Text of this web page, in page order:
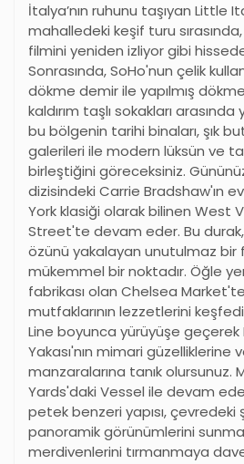
İtalya’nın ruhunu taşıyan Little
mahalledeki keşif turu
filmini yeniden izliyor gibi
Sonrasında, SoHo'nun çelik
dökme demir ile yapılmış
kaldırım taşlı sokakları
bu bölgenin tarihi binaları, şık
galerileri ile modern lüksün ve
birleştiğini göreceksiniz.
dizisindeki Carrie Bradshaw'ın
York klasiği olarak bilinen West
Street'te devam eder. Bu
özünü yakalayan unutulmaz
mükemmel bir noktadır. Öğle
fabrikası olan Chelsea
mutfaklarının lezzetlerini
Line boyunca yürüyüşe geçerek
Yakası'nın mimari güzelliklerine
manzaralarına tanık olursunuz.
Yards'daki Vessel ile devam
petek benzeri yapısı, çevredeki
panoramik görünümlerini
merdivenlerini tırmanmaya